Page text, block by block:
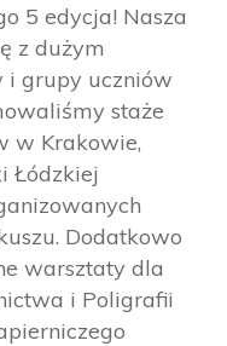
5 edycja! Nasza
z dużym
i grupy uczniów
staże
w Krakowie,
Łódzkiej
Dodatkowo
warsztaty dla
i Poligrafii